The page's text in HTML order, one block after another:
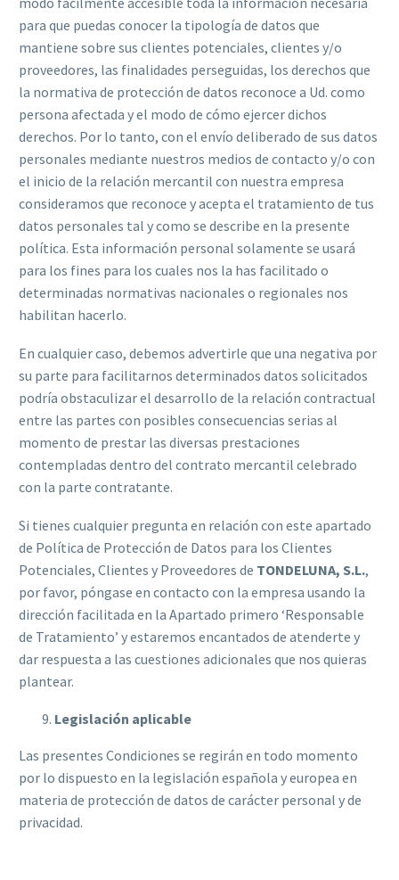
para que puedas conocer la tipología de datos que
mantiene sobre sus clientes potenciales, clientes y/o
proveedores, las finalidades perseguidas, los derechos que
la normativa de protección de datos reconoce a Ud. como
persona afectada y el modo de cómo ejercer dichos
derechos. Por lo tanto, con el envío deliberado de sus datos
personales mediante nuestros medios de contacto y/o con
el inicio de la relación mercantil con nuestra empresa
consideramos que reconoce y acepta el tratamiento de tus
datos personales tal y como se describe en la presente
política. Esta información personal solamente se usará
para los fines para los cuales nos la has facilitado o
determinadas normativas nacionales o regionales nos
habilitan hacerlo.
En cualquier caso, debemos advertirle que una negativa por
su parte para facilitarnos determinados datos solicitados
podría obstaculizar el desarrollo de la relación contractual
entre las partes con posibles consecuencias serias al
momento de prestar las diversas prestaciones
contempladas dentro del contrato mercantil celebrado
con la parte contratante.
Si tienes cualquier pregunta en relación con este apartado
de Política de Protección de Datos para los Clientes
Potenciales, Clientes y Proveedores de TONDELUNA, S.L.,
por favor, póngase en contacto con la empresa usando la
dirección facilitada en la Apartado primero ‘Responsable
de Tratamiento’ y estaremos encantados de atenderte y
dar respuesta a las cuestiones adicionales que nos quieras
plantear.
Legislación aplicable
Las presentes Condiciones se regirán en todo momento
por lo dispuesto en la legislación española y europea en
materia de protección de datos de carácter personal y de
privacidad.